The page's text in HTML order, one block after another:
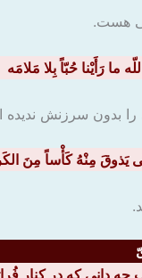
هست.
بدون سرزنش ندیده
یَذوقَ مِنْهُ کَأْساً مِنَ